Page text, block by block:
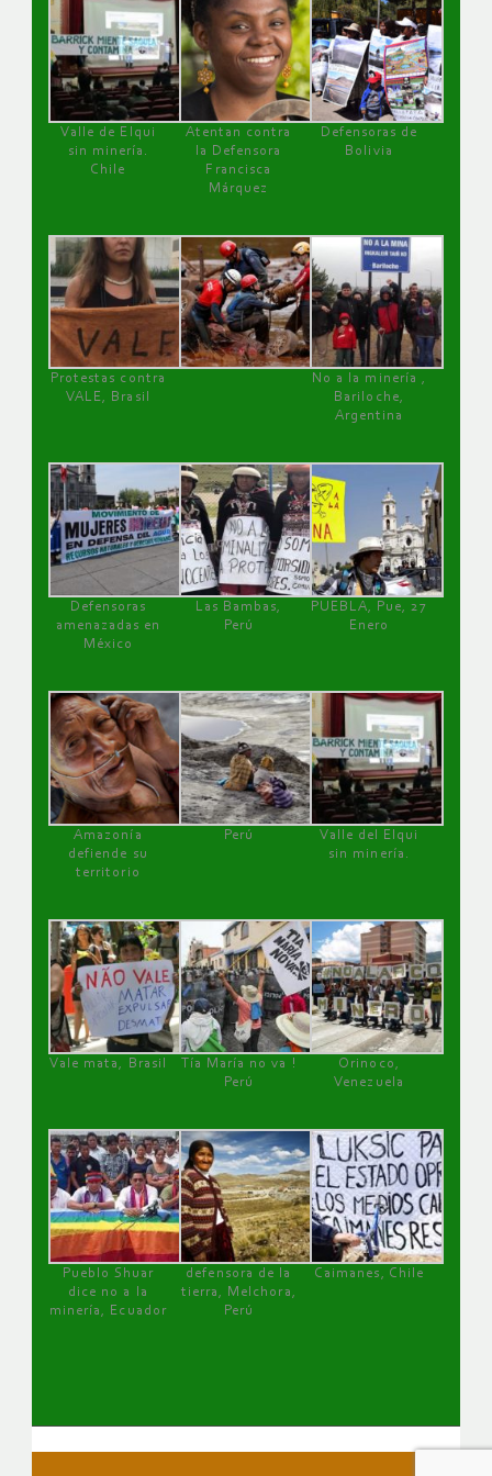
Valle de Elqui
sin minería.
Chile
Atentan contra
la Defensora
Francisca
Márquez
Defensoras de
Bolivia
Protestas contra
VALE, Brasil
No a la minería ,
Bariloche,
Argentina
Defensoras
amenazadas en
México
Las Bambas,
Perú
PUEBLA, Pue, 27
Enero
Amazonía
defiende su
territorio
Perú
Valle del Elqui
sin minería.
Vale mata, Brasil
Tía María no va !
Perú
Orinoco,
Venezuela
Pueblo Shuar
dice no a la
minería, Ecuador
defensora de la
tierra, Melchora,
Perú
Caimanes, Chile